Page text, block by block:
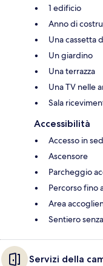
1 edificio
Anno di
Una cassetta
Un giardino
Una terrazza
Una TV nelle
Sala
Accessibilità
Accesso in
Ascensore
Parcheggio
Percorso fino
Area
Sentiero
Servizi della